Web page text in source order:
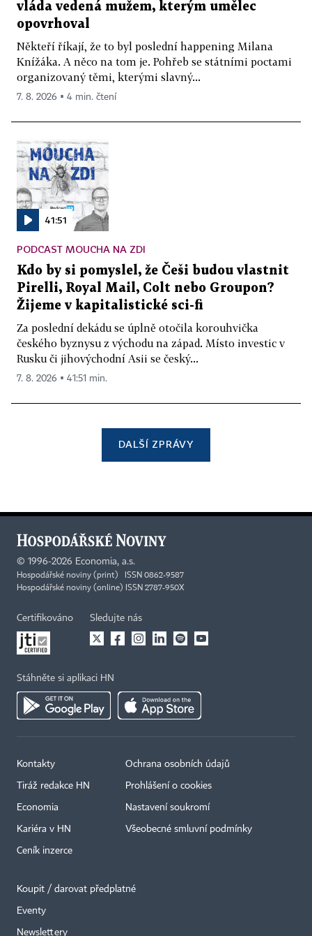
vláda vedená mužem, kterým umělec
opovrhoval
Někteří říkají, že to byl poslední happening Milana
Knížáka. A něco na tom je. Pohřeb se státními poctami
organizovaný těmi, kterými slavný...
7. 8. 2026 ▪ 4 min. čtení
41:51
PODCAST MOUCHA NA ZDI
Kdo by si pomyslel, že Češi budou vlastnit
Pirelli, Royal Mail, Colt nebo Groupon?
Žijeme v kapitalistické sci-fi
Za poslední dekádu se úplně otočila korouhvička
českého byznysu z východu na západ. Místo investic v
Rusku či jihovýchodní Asii se český...
7. 8. 2026 ▪ 41:51 min.
DALŠÍ ZPRÁVY
© 1996-2026 Economia, a.s.
Hospodářské noviny (print) ISSN 0862-9587
Hospodářské noviny (online) ISSN 2787-950X
Certifikováno Sledujte nás
Stáhněte si aplikaci HN
Kontakty
Tiráž redakce HN
Economia
Kariéra v HN
Ceník inzerce
Ochrana osobních údajů
Prohlášení o cookies
Nastavení soukromí
Všeobecné smluvní podmínky
Koupit / darovat předplatné
Eventy
Newslettery